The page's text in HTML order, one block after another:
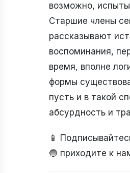
возможно,
Старшие члены
рассказывают
воспоминания,
время, вполне
формы
пусть и в такой
абсурдность и
📱
🔵 приходите к